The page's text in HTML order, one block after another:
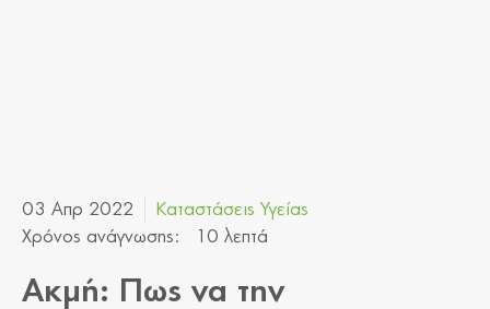
03 Απρ 2022
Καταστάσεις Υγείας
Χρόνος ανάγνωσης:
10 λεπτά
Ακμή: Πως να την